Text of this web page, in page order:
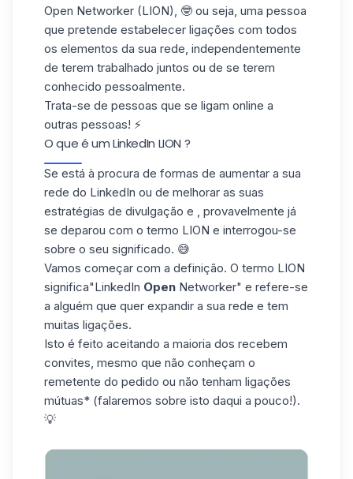
Open Networker (LION), 🤓 ou seja, uma pessoa
que pretende estabelecer ligações com todos
os elementos da sua rede, independentemente
de terem trabalhado juntos ou de se terem
conhecido pessoalmente.
Trata-se de pessoas que se ligam online a
outras pessoas! ⚡
O que é um LinkedIn LION ?
Se está à procura de formas de aumentar a sua
rede do LinkedIn ou de melhorar as suas
estratégias de divulgação e , provavelmente já
se deparou com o termo LION e interrogou-se
sobre o seu significado. 😅
Vamos começar com a definição. O termo LION
significa"LinkedIn Open Networker" e refere-se
a alguém que quer expandir a sua rede e tem
muitas ligações.
Isto é feito aceitando a maioria dos recebem
convites, mesmo que não conheçam o
remetente do pedido ou não tenham ligações
mútuas* (falaremos sobre isto daqui a pouco!).
💡